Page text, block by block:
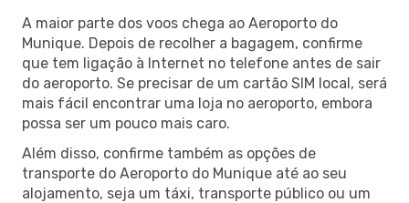
A maior parte dos voos chega ao Aeroporto do
Munique. Depois de recolher a bagagem, confirme
que tem ligação à Internet no telefone antes de sair
do aeroporto. Se precisar de um cartão SIM local, será
mais fácil encontrar uma loja no aeroporto, embora
possa ser um pouco mais caro.
Além disso, confirme também as opções de
transporte do Aeroporto do Munique até ao seu
alojamento, seja um táxi, transporte público ou um